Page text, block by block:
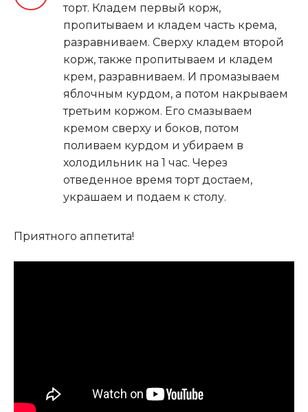
торт. Кладем первый корж,
пропитываем и кладем часть крема,
разравниваем. Сверху кладем второй
корж, также пропитываем и кладем
крем, разравниваем. И промазываем
яблочным курдом, а потом накрываем
третьим коржом. Его смазываем
кремом сверху и боков, потом
поливаем курдом и убираем в
холодильник на 1 час. Через
отведенное время торт достаем,
украшаем и подаем к столу.
Приятного аппетита!